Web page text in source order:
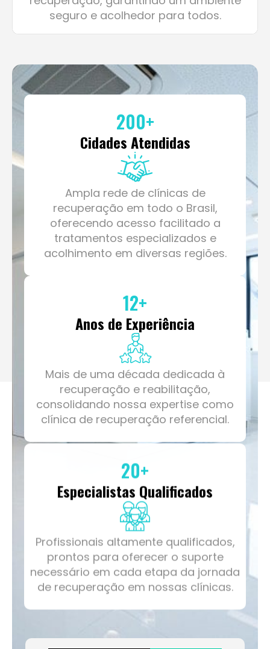
Cidades Atendidas
200+
Ampla rede de clínicas de
recuperação em todo o Brasil,
oferecendo acesso facilitado a
tratamentos especializados e
acolhimento em diversas regiões.
Anos de Experiência
Mais de uma década dedicada à
recuperação e reabilitação,
consolidando nossa expertise como
clínica de recuperação referencial.
Especialistas Qualificados
20+
Profissionais altamente qualificados,
prontos para oferecer o suporte
necessário em cada etapa da jornada
de recuperação em nossas clínicas.
O Que NossosPacientes